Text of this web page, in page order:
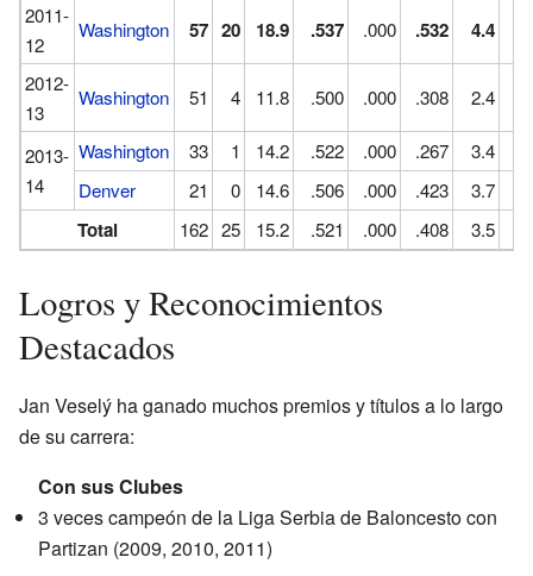
2011-
12
Washington 57 20 18.9 .537 .000 .532 4.4
2012-
13
Washington 51 4 11.8 .500 .000 .308 2.4
2013-
14
Washington 33 1 14.2 .522 .000 .267 3.4
Denver
21 0 14.6 .506 .000 .423 3.7
Total 162 25 15.2 .521 .000 .408 3.5
Logros y Reconocimientos
Destacados
Jan Veselý ha ganado muchos premios y títulos a lo largo
de su carrera:
Con sus Clubes
3 veces campeón de la Liga Serbia de Baloncesto con
Partizan (2009, 2010, 2011)